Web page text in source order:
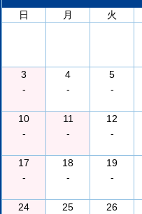
日
月 火
3
-
4
-
5
-
10
-
11
-
12
-
17
-
18
-
19
-
24
25
26